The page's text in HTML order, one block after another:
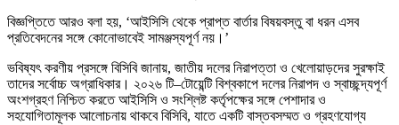
বিজ্ঞপ্তিতে আরও বলা হয়, ‘আইসিসি থেকে প্রাপ্ত বার্তার বিষয়বস্তু বা ধরন এসব
প্রতিবেদনের সঙ্গে কোনোভাবেই সামঞ্জস্যপূর্ণ নয়।’
ভবিষ্যৎ করণীয় প্রসঙ্গে বিসিবি জানায়, জাতীয় দলের নিরাপত্তা ও খেলোয়াড়দের সুরক্ষাই
তাদের সর্বোচ্চ অগ্রাধিকার। ২০২৬ টি–টোয়েন্টি বিশ্বকাপে দলের নিরাপদ ও স্বাচ্ছন্দ্যপূর্ণ
অংশগ্রহণ নিশ্চিত করতে আইসিসি ও সংশ্লিষ্ট কর্তৃপক্ষের সঙ্গে পেশাদার ও
সহযোগিতামূলক আলোচনায় থাকবে বিসিবি, যাতে একটি বাস্তবসম্মত ও গ্রহণযোগ্য